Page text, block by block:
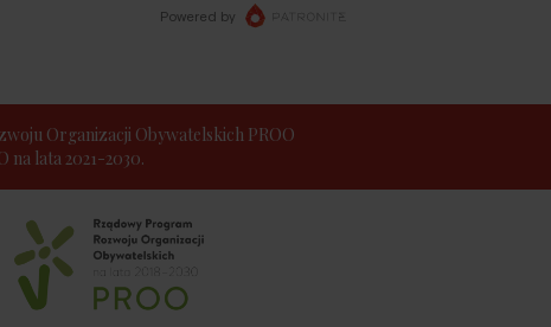
Organizacji Obywatelskich PROO
lata 2021-2030.